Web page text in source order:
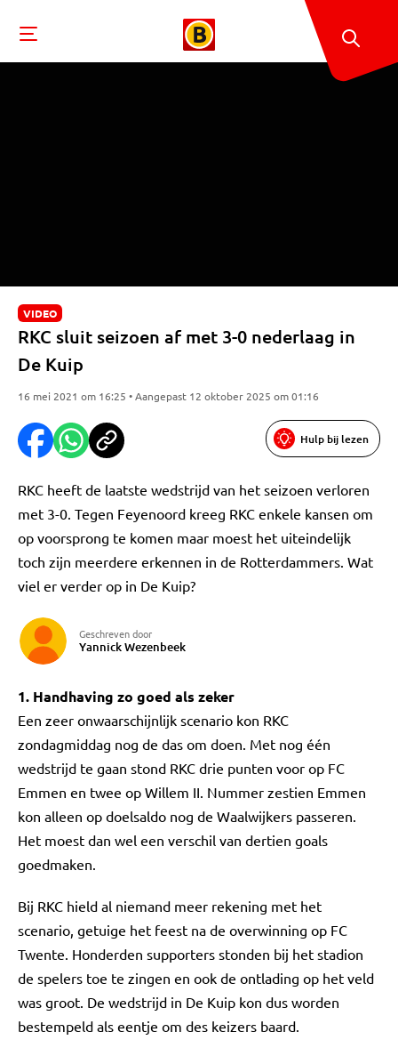
VIDEO
RKC sluit seizoen af met 3-0 nederlaag in
De Kuip
16 mei 2021 om 16:25 • Aangepast 12 oktober 2025 om 01:16
Hulp bij lezen
RKC heeft de laatste wedstrijd van het seizoen verloren
met 3-0. Tegen Feyenoord kreeg RKC enkele kansen om
op voorsprong te komen maar moest het uiteindelijk
toch zijn meerdere erkennen in de Rotterdammers. Wat
viel er verder op in De Kuip?
Geschreven door
Yannick Wezenbeek
1. Handhaving zo goed als zeker
Een zeer onwaarschijnlijk scenario kon RKC
zondagmiddag nog de das om doen. Met nog één
wedstrijd te gaan stond RKC drie punten voor op FC
Emmen en twee op Willem II. Nummer zestien Emmen
kon alleen op doelsaldo nog de Waalwijkers passeren.
Het moest dan wel een verschil van dertien goals
goedmaken.
Bij RKC hield al niemand meer rekening met het
scenario, getuige het feest na de overwinning op FC
Twente. Honderden supporters stonden bij het stadion
de spelers toe te zingen en ook de ontlading op het veld
was groot. De wedstrijd in De Kuip kon dus worden
bestempeld als eentje om des keizers baard.